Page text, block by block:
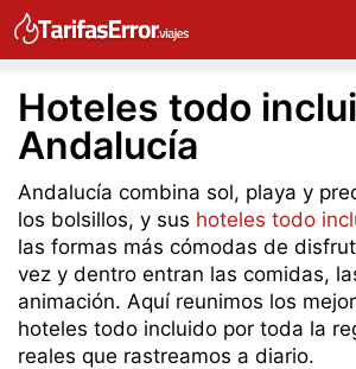
Hoteles todo
Andalucía
Andalucía combina sol, playa y
los bolsillos, y sus hoteles todo
las formas más cómodas de
vez y dentro entran las comidas,
animación. Aquí reunimos los
hoteles todo incluido por toda la
reales que rastreamos a diario.